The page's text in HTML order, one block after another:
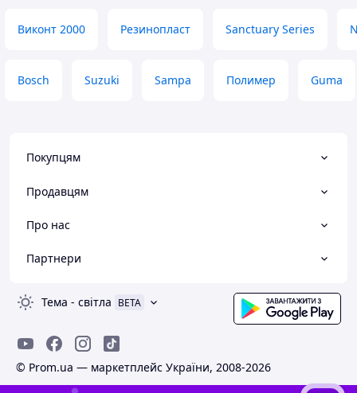
Виконт 2000 Резинопласт Sanctuary Series
Bosch Suzuki Sampa Полимер Guma
Покупцям
Продавцям
Про нас
Партнери
Тема - світла BETA
© Prom.ua — маркетплейс України, 2008-2026